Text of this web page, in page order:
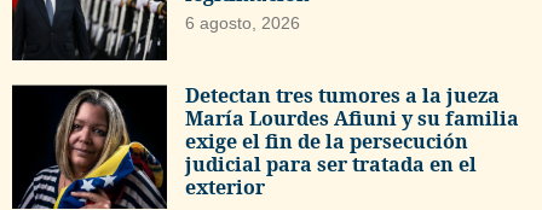
6 agosto, 2026
Detectan tres tumores a la jueza
María Lourdes Afiuni y su familia
exige el fin de la persecución
judicial para ser tratada en el
exterior